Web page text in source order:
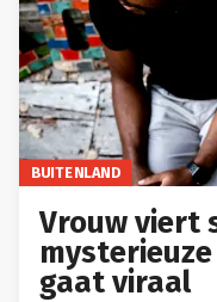
BUITENLAND
Vrouw viert
gaat viraal